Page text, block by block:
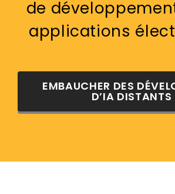
de
applications
EMBAUCHER DES
D’IA DISTANTS